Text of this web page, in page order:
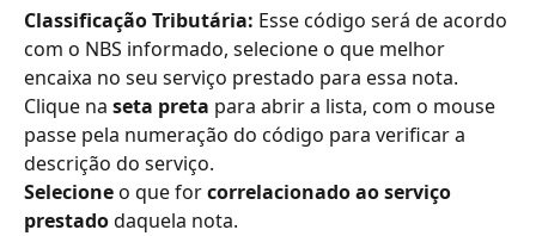
Classificação Tributária: Esse código será de acordo
com o NBS informado, selecione o que melhor
encaixa no seu serviço prestado para essa nota.
Clique na seta preta para abrir a lista, com o mouse
passe pela numeração do código para verificar a
descrição do serviço.
Selecione o que for correlacionado ao serviço
prestado daquela nota.